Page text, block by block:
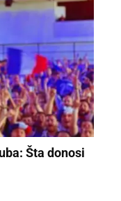
Šta donosi